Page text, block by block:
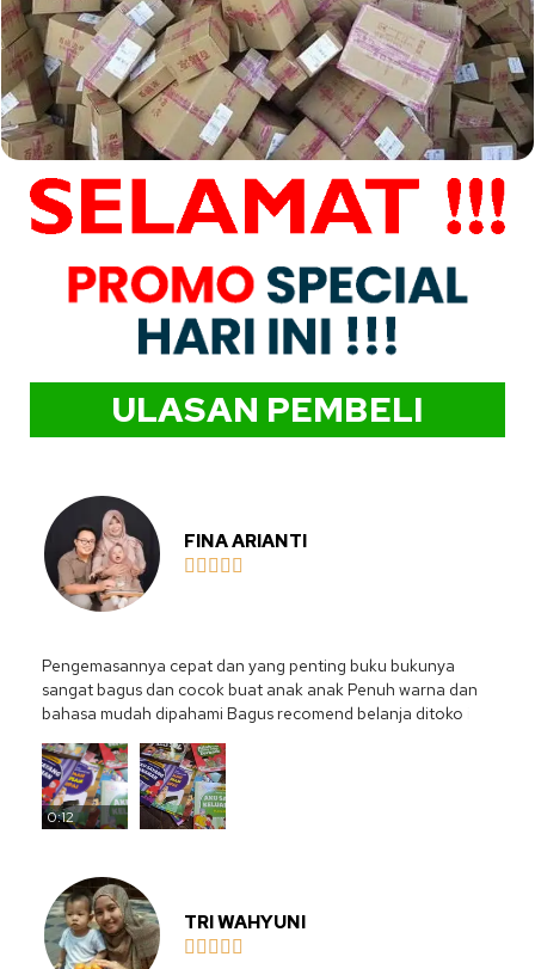
ULASAN PEMBELI
FINA ARIANTI
    
Pengemasannya cepat dan yang penting buku bukunya
sangat bagus dan cocok buat anak anak Penuh warna dan
bahasa mudah dipahami Bagus recomend belanja ditoko ini
0:12
TRI WAHYUNI
    